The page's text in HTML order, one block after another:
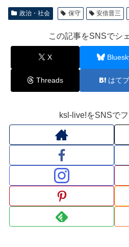
政治・社会 保守 安倍晋三
この記事をSNSでシ
X
Threads はてブ
ksl-live!をSNSで